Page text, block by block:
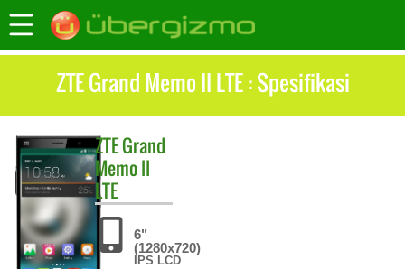
ZTE Grand Memo II LTE : Spesifikasi
ZTEGrand
Memo II
LTE
6"
(1280x720)
IPS LCD